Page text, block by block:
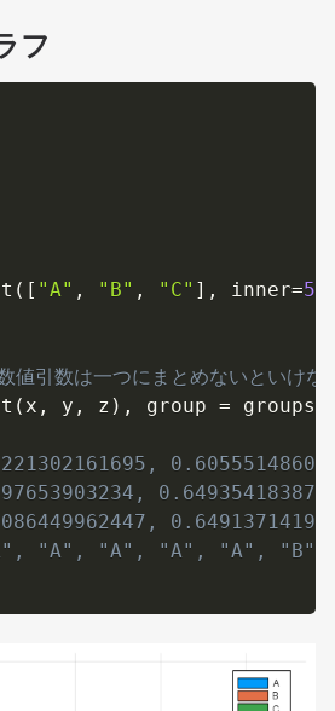
フ
( [ "A" , "B" , "C" ] , inner=5
引数は一つにまとめないといけな
( x , y , z ) , group = groups
"A", "A", "A", "A",